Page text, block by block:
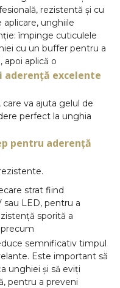
rezistentă și cu
unghiile
împinge cuticulele
cu un buffer pentru a
apoi aplică o
aderență excelente
va ajuta gelul de
perfect la unghia
pentru aderență
strat fiind
sau LED, pentru a
sporită a
semnificativ timpul
Este important să
unghiei și să eviți
pentru a preveni